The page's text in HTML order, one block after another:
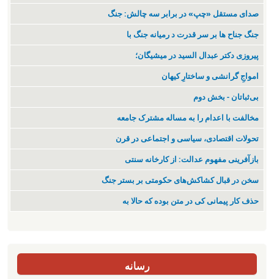
صدای مستقل «چپ» در برابر سه چالش: جنگ
جنگ جناح ها بر سر قدرت د رمیانە جنگ با
پیروزی دکتر عبدال السید در میشیگان؛
‌امواجِ گرانشی و ساختارِ کیهان
بی‌ثباتان - بخش دوم
مخالفت با اعدام را به مساله مشترک جامعه
تحولات اقتصادی، سیاسی و اجتماعی در قرن
بازآفرینی مفهوم عدالت: از کارخانه سنتی
سخن در قبال کشاکش‌های حکومتی بر بستر جنگ
حذف کار پیمانی کی در متن بودە کە حالا بە
رسانه